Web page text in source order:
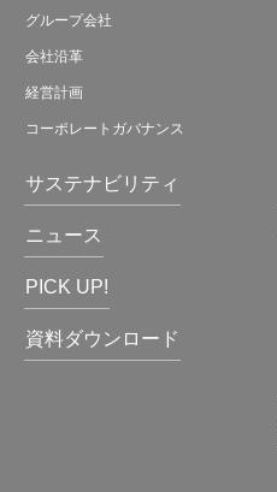
グループ会社
会社沿革
経営計画
コーポレートガバナンス
サステナビリティ
ニュース
PICK UP!
資料ダウンロード